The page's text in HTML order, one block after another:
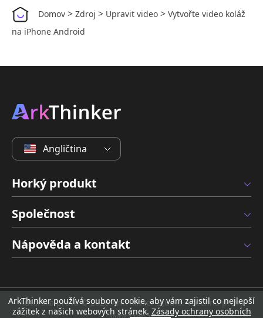
Domov > Zdroj > Upravit video > Vytvořte video koláž
na iPhone Android
Angličtina
Horký produkt
Společnost
Nápověda a kontakt
Autorská práva © 2026 ArkThinker Studio. Všechna práva
ArkThinker používá soubory cookie, aby vám zajistil co nejlepší
zážitek z našich webových stránek. Zásady ochrany osobních